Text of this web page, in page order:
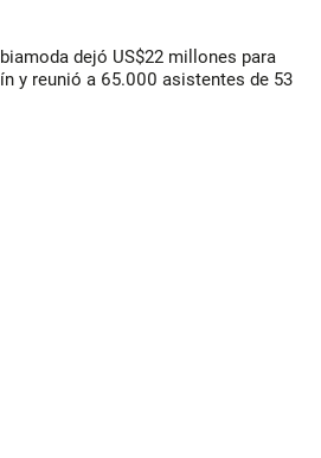
dejó US$22 millones para
y reunió a 65.000 asistentes de 53